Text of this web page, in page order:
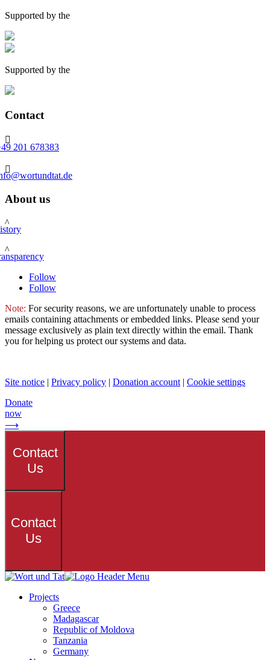
Supported by the
Supported by the
Contact

201 678383

About us
^
^
Follow
Follow
Note: For security reasons, we are unfortunately unable to process
emails containing attachments or embedded links. Please send your
message exclusively as plain text directly within the email. Thank
you for helping us protect our systems and data.
Site notice | Privacy policy | Donation account | Cookie settings
Donate
now
⟶
Contact
Us
Contact
Us
Projects
Greece
Madagascar
Republic of Moldova
Tanzania
Germany